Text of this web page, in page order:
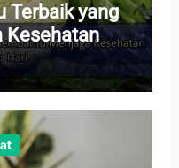
Terbaik yang
Kesehatan